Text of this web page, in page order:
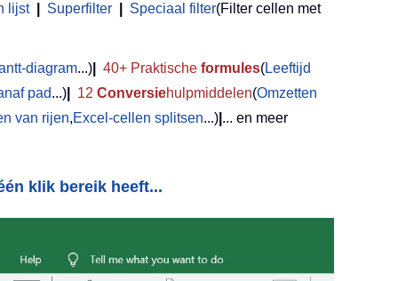
lijst
Superfilter Speciaal filter(Filter cellen met
diagram...) 40+ Praktische formules(Leeftijd
pad...) 12 Conversiehulpmiddelen(Omzetten
van rijen,Excel-cellen splitsen...) ... en meer
klik bereik heeft...